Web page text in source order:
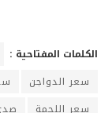
الكلمات المفتاحية :
سعر الدواجن
سعر اللحمة